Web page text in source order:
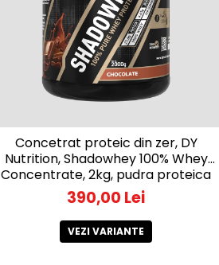
Concetrat proteic din zer, DY
Nutrition, Shadowhey 100% Whey
Concentrate, 2kg, pudra proteica
390,00 Lei
VEZI VARIANTE